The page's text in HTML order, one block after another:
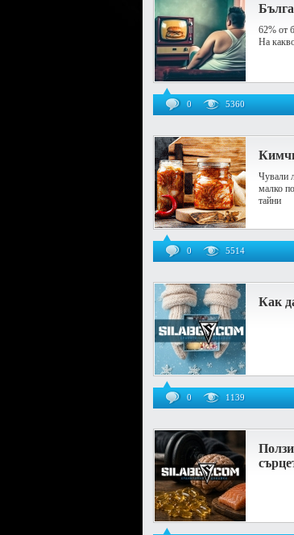
62% от
На
0 5360
Чували
малко
тайни
0 5514
Как
0 1139